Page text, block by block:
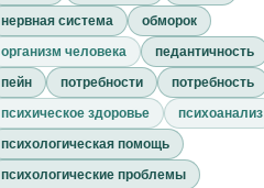
нервная система
обморок
организм человека
педантичность
пейн
потребности
потребность
психическое здоровье
психоанализ
психологическая помощь
психологические проблемы